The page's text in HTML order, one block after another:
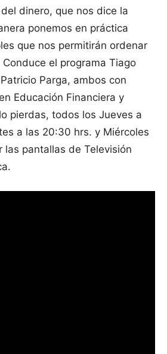
dinero, que nos dice la
ponemos en práctica
que nos permitirán ordenar
el programa Tiago
Parga, ambos con
Educación Financiera y
pierdas, todos los Jueves a
a las 20:30 hrs. y Miércoles
las pantallas de Televisión